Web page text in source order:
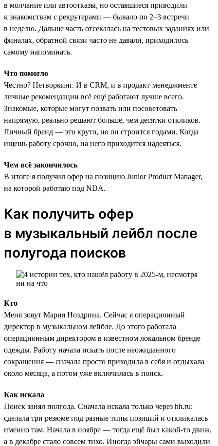
в молчание или автоотказы, но оставшиеся приводили
к знакомствам с рекрутерами — бывало по 2–3 встречи
в неделю. Дальше часть отсекалась на тестовых заданиях или
финалах, обратной связи часто не давали, приходилось
самому напоминать.
Что помогло
Честно? Нетворкинг. И в CRM, и в продакт-менеджменте
личные рекомендации всё ещё работают лучше всего.
Знакомые, которые могут позвать или посоветовать
напрямую, реально решают больше, чем десятки откликов.
Личный бренд — это круто, но он строится годами. Когда
ищешь работу срочно, на него приходится надеяться.
Чем всё закончилось
В итоге я получил офер на позицию Junior Product Manager,
на которой работаю под NDA.
Как получить офер
в музыкальный лейбл после
полугода поисков
Кто
Меня зовут Мария Ноздрина. Сейчас я операционный
директор в музыкальном лейбле. До этого работала
операционным директором в известном локальном бренде
одежды. Работу начала искать после неожиданного
сокращения — сначала просто приходила в себя и отдыхала
около месяца, а потом уже включилась в поиск.
Как искала
Поиск занял полгода. Сначала искала только через hh.ru:
сделала три резюме под разные типы позиций и откликалась
именно там. Начала в ноябре — тогда ещё был какой-то движ,
а в декабре стало совсем тихо. Иногда эйчары сами выходили